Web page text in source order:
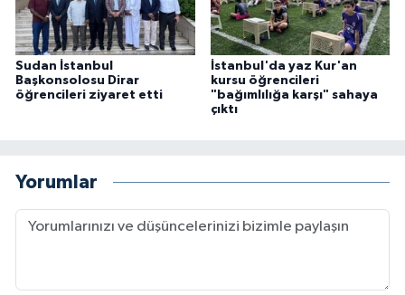
Sudan İstanbul
Başkonsolosu Dirar
öğrencileri ziyaret etti
İstanbul'da yaz Kur'an
kursu öğrencileri
"bağımlılığa karşı" sahaya
çıktı
Yorumlar
Konya Müftülüğü
Kütahya Müftülüğü
Manisa Müftülüğü
Mardin Müftülüğü